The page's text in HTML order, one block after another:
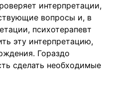
интерпретации,
вопросы и, в
психотерапевт
эту интерпретацию,
Гораздо
сделать необходимые